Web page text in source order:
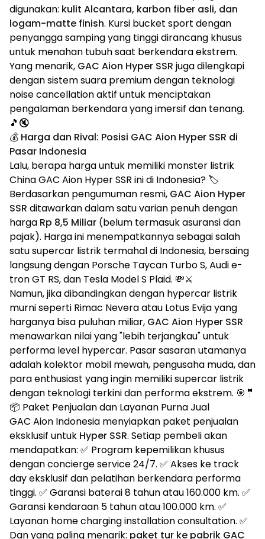
digunakan: kulit Alcantara, karbon fiber asli, dan
logam-matte finish. Kursi bucket sport dengan
penyangga samping yang tinggi dirancang khusus
untuk menahan tubuh saat berkendara ekstrem.
Yang menarik, GAC Aion Hyper SSR juga dilengkapi
dengan sistem suara premium dengan teknologi
noise cancellation aktif untuk menciptakan
pengalaman berkendara yang imersif dan tenang.
🎵🔇
💰 Harga dan Rival: Posisi GAC Aion Hyper SSR di
Pasar Indonesia
Lalu, berapa harga untuk memiliki monster listrik
China GAC Aion Hyper SSR ini di Indonesia? 🏷️
Berdasarkan pengumuman resmi, GAC Aion Hyper
SSR ditawarkan dalam satu varian penuh dengan
harga Rp 8,5 Miliar (belum termasuk asuransi dan
pajak). Harga ini menempatkannya sebagai salah
satu supercar listrik termahal di Indonesia, bersaing
langsung dengan Porsche Taycan Turbo S, Audi e-
tron GT RS, dan Tesla Model S Plaid. 💸⚔️
Namun, jika dibandingkan dengan hypercar listrik
murni seperti Rimac Nevera atau Lotus Evija yang
harganya bisa puluhan miliar, GAC Aion Hyper SSR
menawarkan nilai yang "lebih terjangkau" untuk
performa level hypercar. Pasar sasaran utamanya
adalah kolektor mobil mewah, pengusaha muda, dan
para enthusiast yang ingin memiliki supercar listrik
dengan teknologi terkini dan performa ekstrem. 🎯🤵
📦 Paket Penjualan dan Layanan Purna Jual
GAC Aion Indonesia menyiapkan paket penjualan
eksklusif untuk Hyper SSR. Setiap pembeli akan
mendapatkan: ✅ Program kepemilikan khusus
dengan concierge service 24/7. ✅ Akses ke track
day eksklusif dan pelatihan berkendara performa
tinggi. ✅ Garansi baterai 8 tahun atau 160.000 km. ✅
Garansi kendaraan 5 tahun atau 100.000 km. ✅
Layanan home charging installation consultation. ✅
Dan yang paling menarik: paket tur ke pabrik GAC